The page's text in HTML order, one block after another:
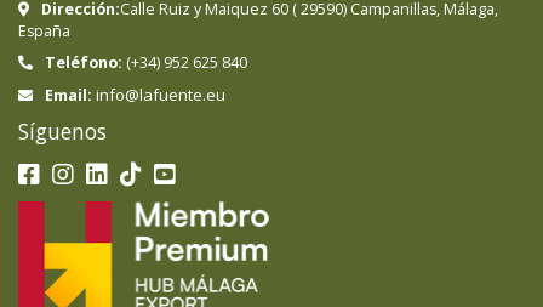
Dirección:Calle Ruiz y Maiquez 60 (29590) Campanillas, Málaga,
España
Teléfono: (+34) 952 625 840
Email: info@lafuente.eu
Síguenos